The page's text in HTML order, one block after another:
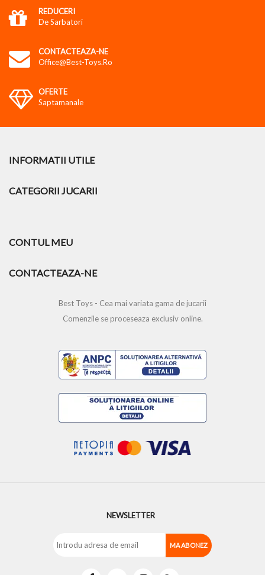
REDUCERI
De Sarbatori
CONTACTEAZA-NE
Office@best-Toys.ro
OFERTE
Saptamanale
INFORMATII UTILE
CATEGORII JUCARII
CONTUL MEU
CONTACTEAZA-NE
Best Toys - Cea mai variata gama de jucarii
Comenzile se proceseaza exclusiv online.
NEWSLETTER